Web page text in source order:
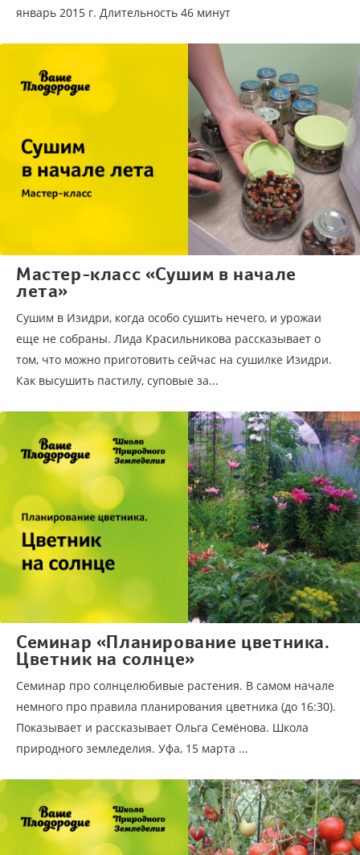
январь 2015 г. Длительность 46 минут
Мастер-класс «Сушим в начале
лета»
Сушим в Изидри, когда особо сушить нечего, и урожаи
еще не собраны. Лида Красильникова рассказывает о
том, что можно приготовить сейчас на сушилке Изидри.
Как высушить пастилу, суповые за...
Семинар «Планирование цветника.
Цветник на солнце»
Семинар про солнцелюбивые растения. В самом начале
немного про правила планирования цветника (до 16:30).
Показывает и рассказывает Ольга Семёнова. Школа
природного земледелия. Уфа, 15 марта ...